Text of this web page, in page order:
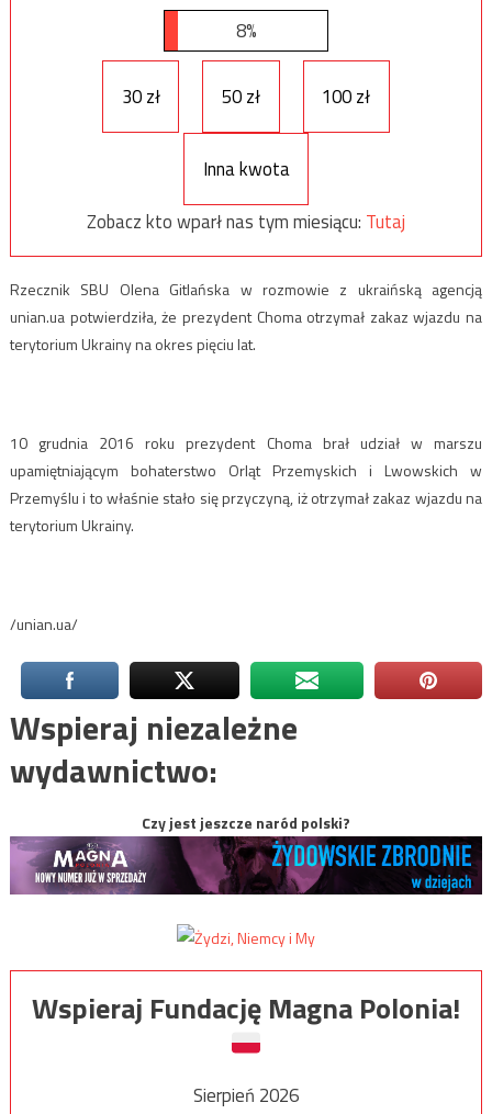
8%
30 zł 50 zł 100 zł
Inna kwota
Zobacz kto wparł nas tym miesiącu: Tutaj
Rzecznik SBU Olena Gitlańska w rozmowie z ukraińską agencją
unian.ua potwierdziła, że prezydent Choma otrzymał zakaz wjazdu na
terytorium Ukrainy na okres pięciu lat.
10 grudnia 2016 roku prezydent Choma brał udział w marszu
upamiętniającym bohaterstwo Orląt Przemyskich i Lwowskich w
Przemyślu i to właśnie stało się przyczyną, iż otrzymał zakaz wjazdu na
terytorium Ukrainy.
/unian.ua/
Wspieraj niezależne
wydawnictwo:
Czy jest jeszcze naród polski?
Wspieraj Fundację Magna Polonia!
Sierpień 2026